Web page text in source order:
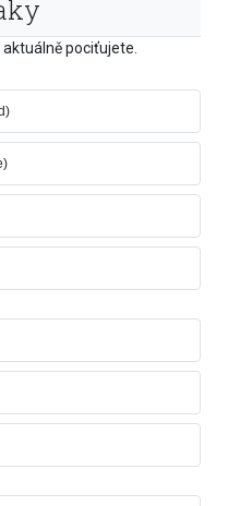
pociťujete.